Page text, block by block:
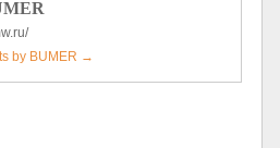
by BUMER →